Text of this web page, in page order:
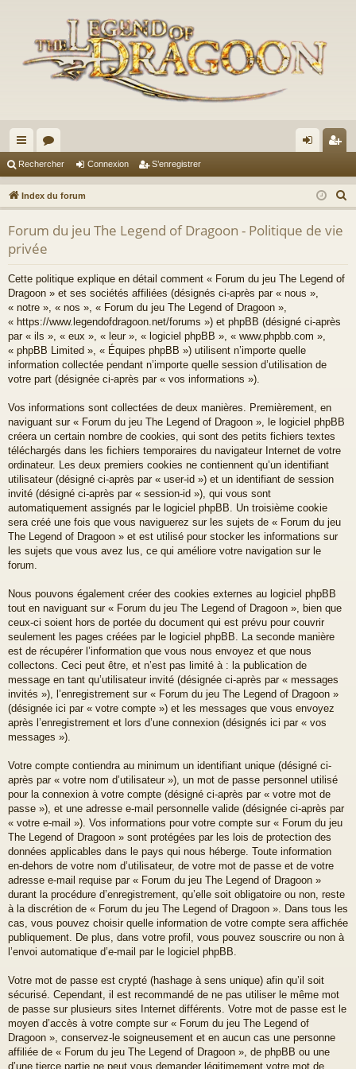
cc
ès
ra
pi
or
u
m
s
ne
xi
on
nr
eg
ist
r
Rechercher Connexion S’enregistrer
Index du forum
e
Forum du jeu The Legend of Dragoon - Politique de vie
privée
Cette politique explique en détail comment « Forum du jeu The Legend of
Dragoon » et ses sociétés affiliées (désignés ci-après par « nous »,
« notre », « nos », « Forum du jeu The Legend of Dragoon »,
« https://www.legendofdragoon.net/forums ») et phpBB (désigné ci-après
par « ils », « eux », « leur », « logiciel phpBB », « www.phpbb.com »,
« phpBB Limited », « Équipes phpBB ») utilisent n’importe quelle
information collectée pendant n’importe quelle session d’utilisation de
votre part (désignée ci-après par « vos informations »).
Vos informations sont collectées de deux manières. Premièrement, en
naviguant sur « Forum du jeu The Legend of Dragoon », le logiciel phpBB
créera un certain nombre de cookies, qui sont des petits fichiers textes
téléchargés dans les fichiers temporaires du navigateur Internet de votre
ordinateur. Les deux premiers cookies ne contiennent qu’un identifiant
utilisateur (désigné ci-après par « user-id ») et un identifiant de session
invité (désigné ci-après par « session-id »), qui vous sont
automatiquement assignés par le logiciel phpBB. Un troisième cookie
sera créé une fois que vous naviguerez sur les sujets de « Forum du jeu
The Legend of Dragoon » et est utilisé pour stocker les informations sur
les sujets que vous avez lus, ce qui améliore votre navigation sur le
forum.
Nous pouvons également créer des cookies externes au logiciel phpBB
tout en naviguant sur « Forum du jeu The Legend of Dragoon », bien que
ceux-ci soient hors de portée du document qui est prévu pour couvrir
seulement les pages créées par le logiciel phpBB. La seconde manière
est de récupérer l’information que vous nous envoyez et que nous
collectons. Ceci peut être, et n’est pas limité à : la publication de
message en tant qu’utilisateur invité (désignée ci-après par « messages
invités »), l’enregistrement sur « Forum du jeu The Legend of Dragoon »
(désignée ici par « votre compte ») et les messages que vous envoyez
après l’enregistrement et lors d’une connexion (désignés ici par « vos
messages »).
Votre compte contiendra au minimum un identifiant unique (désigné ci-
après par « votre nom d’utilisateur »), un mot de passe personnel utilisé
pour la connexion à votre compte (désigné ci-après par « votre mot de
passe »), et une adresse e-mail personnelle valide (désignée ci-après par
« votre e-mail »). Vos informations pour votre compte sur « Forum du jeu
The Legend of Dragoon » sont protégées par les lois de protection des
données applicables dans le pays qui nous héberge. Toute information
en-dehors de votre nom d’utilisateur, de votre mot de passe et de votre
adresse e-mail requise par « Forum du jeu The Legend of Dragoon »
durant la procédure d’enregistrement, qu’elle soit obligatoire ou non, reste
à la discrétion de « Forum du jeu The Legend of Dragoon ». Dans tous les
cas, vous pouvez choisir quelle information de votre compte sera affichée
publiquement. De plus, dans votre profil, vous pouvez souscrire ou non à
l’envoi automatique d’e-mail par le logiciel phpBB.
Votre mot de passe est crypté (hashage à sens unique) afin qu’il soit
sécurisé. Cependant, il est recommandé de ne pas utiliser le même mot
de passe sur plusieurs sites Internet différents. Votre mot de passe est le
moyen d’accès à votre compte sur « Forum du jeu The Legend of
Dragoon », conservez-le soigneusement et en aucun cas une personne
affiliée de « Forum du jeu The Legend of Dragoon », de phpBB ou une
d’une tierce partie ne peut vous demander légitimement votre mot de